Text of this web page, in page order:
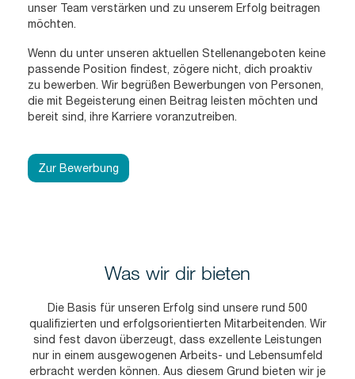
unser Team verstärken und zu unserem Erfolg beitragen
möchten.
Wenn du unter unseren aktuellen Stellenangeboten keine
passende Position findest, zögere nicht, dich proaktiv
zu bewerben. Wir begrüßen Bewerbungen von Personen,
die mit Begeisterung einen Beitrag leisten möchten und
bereit sind, ihre Karriere voranzutreiben.
Zur Bewerbung
Was wir dir bieten
Die Basis für unseren Erfolg sind unsere rund 500
qualifizierten und erfolgsorientierten Mitarbeitenden. Wir
sind fest davon überzeugt, dass exzellente Leistungen
nur in einem ausgewogenen Arbeits- und Lebensumfeld
erbracht werden können. Aus diesem Grund bieten wir je